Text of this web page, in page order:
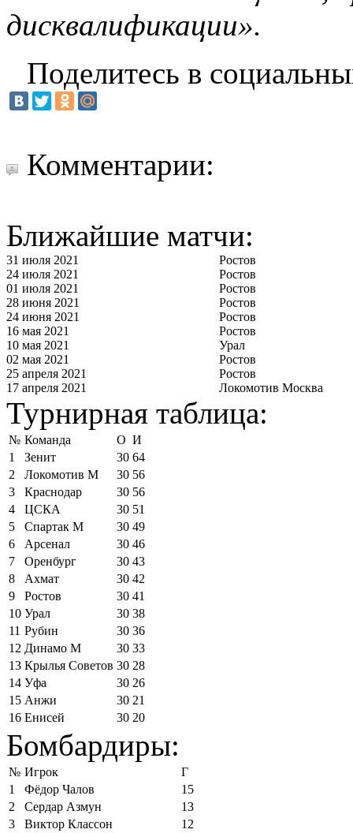
дисквалификации».
Поделитесь в
Комментарии:
Ближайшие матчи:
31 июля 2021
Ростов
24 июля 2021
Ростов
01 июля 2021
Ростов
28 июня 2021
Ростов
24 июня 2021
Ростов
16 мая 2021
Ростов
10 мая 2021
Урал
02 мая 2021
Ростов
25 апреля 2021
Ростов
17 апреля 2021
Локомотив Москва
Турнирная таблица:
№ Команда О И
1
Зенит 30 64
2
Локомотив М 30 56
3
Краснодар 30 56
4
ЦСКА 30 51
5
Спартак М 30 49
6
Арсенал 30 46
7
Оренбург 30 43
8
Ахмат 30 42
9
Ростов 30 41
10 Урал 30 38
11 Рубин 30 36
12 Динамо М 30 33
13 Крылья Советов 30 28
14 Уфа 30 26
15 Анжи 30 21
16 Енисей 30 20
Бомбардиры:
№ Игрок
Г
1
Фёдор Чалов
15
2
Сердар Азмун
13
3
Виктор Классон
12